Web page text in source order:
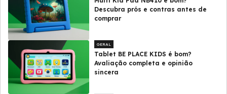
Descubra prós e contras antes de
comprar
GERAL
Tablet BE PLACE KIDS é bom?
Avaliação completa e opinião
sincera